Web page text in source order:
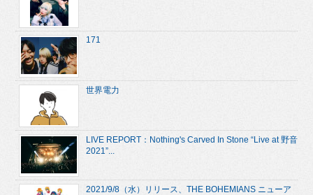
171
世界電力
LIVE REPORT：Nothing's Carved In Stone “Live at 野音
2021”...
2021/9/8（水）リリース、THE BOHEMIANS ニューア